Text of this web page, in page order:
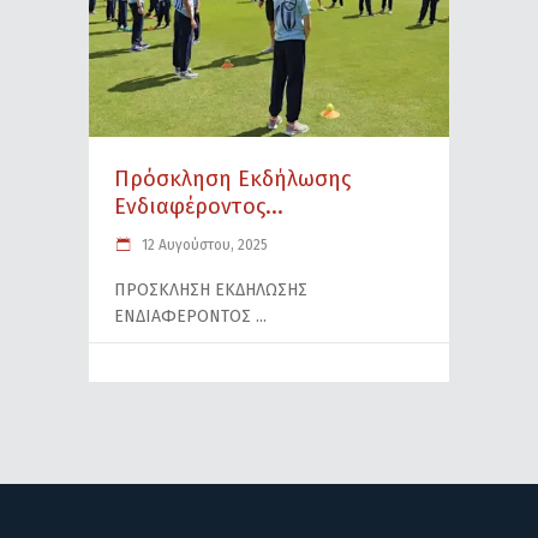
Πρόσκληση Εκδήλωσης
Ενδιαφέροντος...
12 Αυγούστου, 2025
ΠΡΟΣΚΛΗΣΗ ΕΚΔΗΛΩΣΗΣ
ΕΝΔΙΑΦΕΡΟΝΤΟΣ